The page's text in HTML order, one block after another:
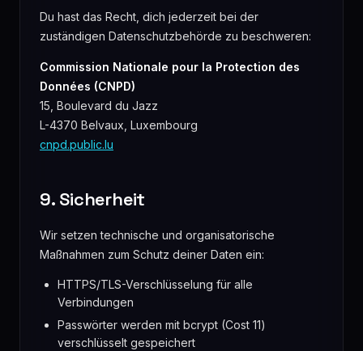
Du hast das Recht, dich jederzeit bei der
zuständigen Datenschutzbehörde zu beschweren:
Commission Nationale pour la Protection des
Données (CNPD)
15, Boulevard du Jazz
L-4370 Belvaux, Luxembourg
cnpd.public.lu
9. Sicherheit
Wir setzen technische und organisatorische
Maßnahmen zum Schutz deiner Daten ein:
HTTPS/TLS-Verschlüsselung für alle
Verbindungen
Passwörter werden mit bcrypt (Cost 11)
verschlüsselt gespeichert